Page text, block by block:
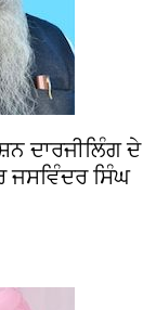
ਦਾਰਜੀਲਿੰਗ ਦੇ
ਜਸਵਿੰਦਰ ਸਿੰਘ